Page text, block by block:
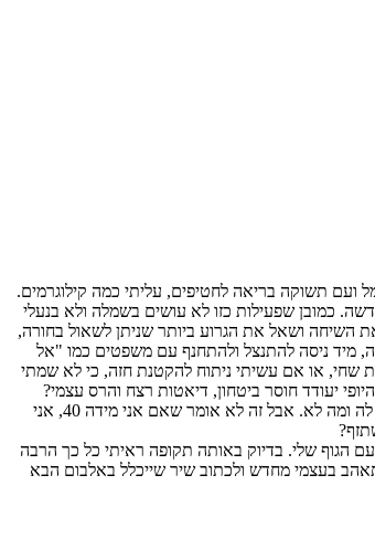
ועם תשוקה בריאה לחטיפים, עליתי כמה קילוגרמים.
כמובן שפעילות כזו לא עושים בשמלה ולא בנעלי
השיחה ושאל את הגרוע ביותר שניתן לשאול בחורה,
מיד ניסה להתנצל ולהתחנף עם משפטים כמו "אל
שחי, או אם עשיתי ניתוח להקטנת חזה, כי לא שמתי
יעודד חוסר ביטחון, דיאטות רצח והרס עצמי?
והכול בגלל שרצינו ליהנות ממנה טובה של כבש, או להמתיק את הלב עם סופלה שוקולד חם. אני מסכימה, כל בחורה, בלי שום קשר למשקל שלה, צריכה לדעת מה מחמיא לה ומה לא. אבל זה לא אומר שאם אני מידה 40, אני
הגוף שלי. בדיוק באותה תקופה ראיתי כל כך הרבה
בעצמי מחדש ולכתוב שיר שייכלל באלבום הבא